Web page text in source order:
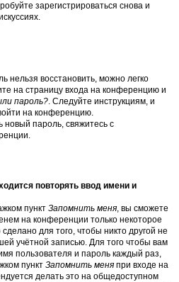
зарегистрироваться снова и
нельзя восстановить, можно легко
на страницу входа на конференцию и
пароль?. Следуйте инструкциям, и
на конференцию.
новый пароль, свяжитесь с
повторять ввод имени и
пункт Запомнить меня, вы сможете
на конференции только некоторое
для того, чтобы никто другой не
учётной записью. Для того чтобы вам
пользователя и пароль каждый раз,
пункт Запомнить меня при входе на
делать это на общедоступном